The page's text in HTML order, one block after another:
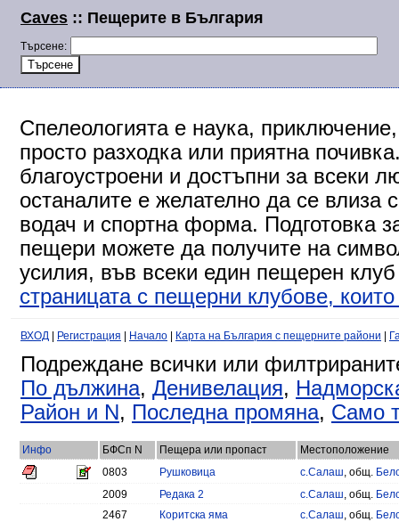
Caves :: Пещерите в България
Търсене:
Спелеологията е наука,
просто разходка или приятна
благоустроени и достъпни за всеки
останалите е желателно да се влиза
водач и спортна форма. Подготовка
пещери можете да получите на
усилия, във всеки един пещерен
страницата с пещерни клубове,
ВХОД Регистрация Начало Карта на България с пещерните райони
Подреждане всички или
По дължина, Денивелация,
Район и N, Последна промяна, Само
Инфо БФСп N Пещера или пропаст
Местоположение
0803
Рушковица с.Салаш, общ.
2009
Редака 2 с.Салаш, общ.
2467
Коритска яма с.Салаш, общ.